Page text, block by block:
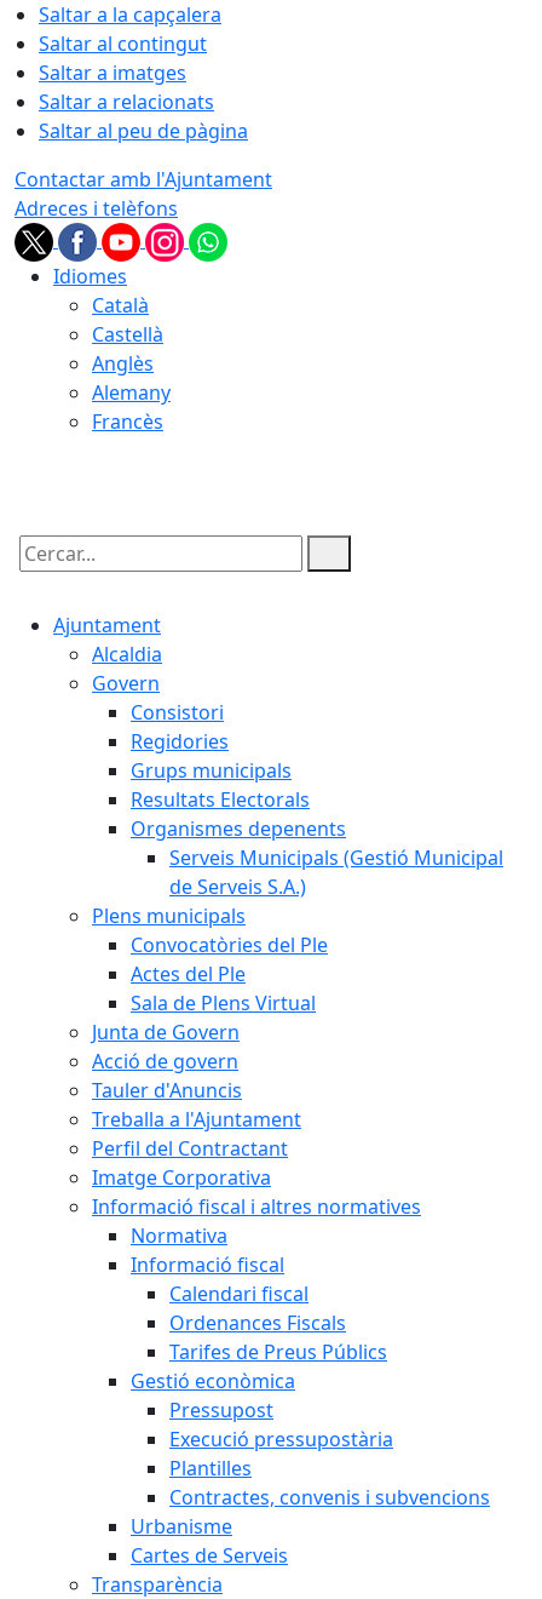
Saltar a la capçalera
Saltar al contingut
Saltar a imatges
Saltar a relacionats
Saltar al peu de pàgina
Contactar amb l'Ajuntament
Adreces i telèfons
Idiomes
Català
Castellà
Anglès
Alemany
Francès
Cercar:
Ajuntament
Alcaldia
Govern
Consistori
Regidories
Grups municipals
Resultats Electorals
Organismes depenents
Serveis Municipals (Gestió Municipal
de Serveis S.A.)
Plens municipals
Convocatòries del Ple
Actes del Ple
Sala de Plens Virtual
Junta de Govern
Acció de govern
Tauler d'Anuncis
Treballa a l'Ajuntament
Perfil del Contractant
Imatge Corporativa
Informació fiscal i altres normatives
Normativa
Informació fiscal
Calendari fiscal
Ordenances Fiscals
Tarifes de Preus Públics
Gestió econòmica
Pressupost
Execució pressupostària
Plantilles
Contractes, convenis i subvencions
Urbanisme
Cartes de Serveis
Transparència